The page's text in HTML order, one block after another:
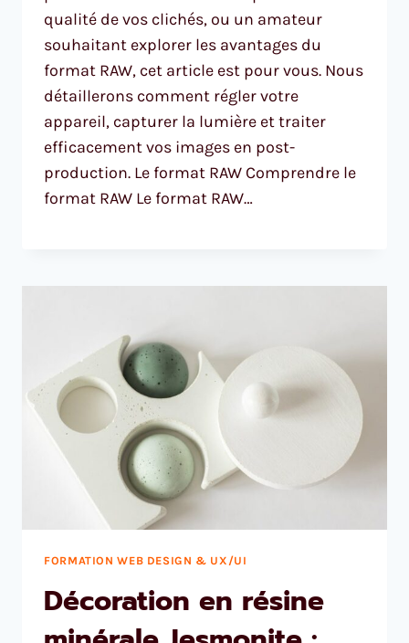
qualité de vos clichés, ou un amateur
souhaitant explorer les avantages du
format RAW, cet article est pour vous. Nous
détaillerons comment régler votre
appareil, capturer la lumière et traiter
efficacement vos images en post-
production. Le format RAW Comprendre le
format RAW Le format RAW…
FORMATION WEB DESIGN & UX/UI
Décoration en résine